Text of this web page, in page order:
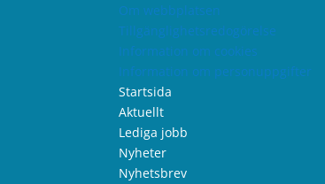
Om webbplatsen
Tillgänglighetsredogörelse
Information om cookies
Information om personuppgifter
Startsida
Aktuellt
Lediga jobb
Nyheter
Nyhetsbrev